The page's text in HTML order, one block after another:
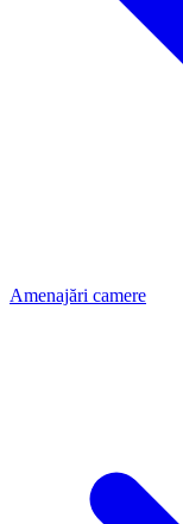
Amenajări camere